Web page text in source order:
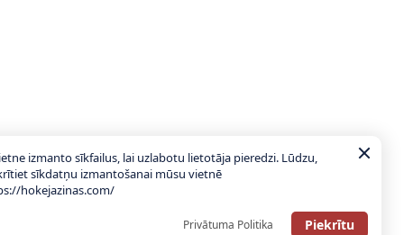
izmanto sīkfailus, lai uzlabotu lietotāja pieredzi. Lūdzu,
sīkdatņu izmantošanai mūsu vietnē
hokejazinas.com/
Privātuma Politika Piekrītu